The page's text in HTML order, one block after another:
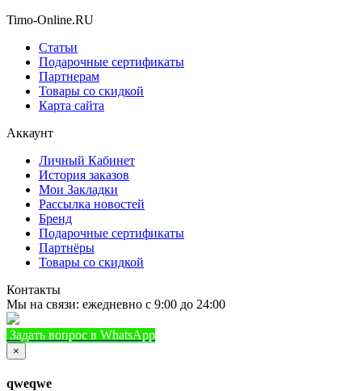
Timo-Online.RU
Статьи
Подарочные сертификаты
Партнерам
Товары со скидкой
Карта сайта
Аккаунт
Личный Кабинет
История заказов
Мои Закладки
Рассылка новостей
Бренд
Подарочные сертификаты
Партнёры
Товары со скидкой
Контакты
Мы на связи: ежедневно с 9:00 до 24:00
Задать вопрос в WhatsApp
×
qweqwe